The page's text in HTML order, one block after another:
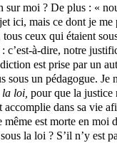
moi ? De plus : «
ici, mais ce dont je
ceux qui étaient
à-dire, notre
est prise par un
un pédagogue. Je
la loi, pour que la justice
dans sa vie
est morte en moi
la loi ? S’il n’y est